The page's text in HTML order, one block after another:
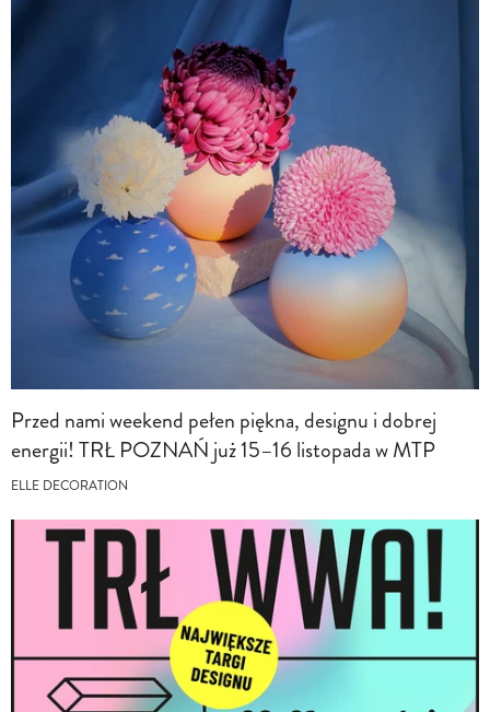
Przed nami weekend pełen piękna, designu i dobrej
energii! TRŁ POZNAŃ już 15–16 listopada w MTP
ELLE DECORATION